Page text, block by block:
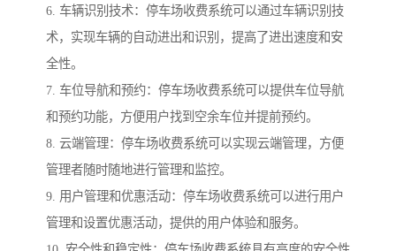
6. 车辆识别技术：停车场收费系统可以通过车辆识别技
术，实现车辆的自动进出和识别，提高了进出速度和安
全性。
7. 车位导航和预约：停车场收费系统可以提供车位导航
和预约功能，方便用户找到空余车位并提前预约。
8. 云端管理：停车场收费系统可以实现云端管理，方便
管理者随时随地进行管理和监控。
9. 用户管理和优惠活动：停车场收费系统可以进行用户
管理和设置优惠活动，提供的用户体验和服务。